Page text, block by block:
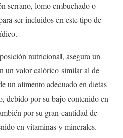
serrano, lomo embuchado o
ser incluidos en este tipo de
nutricional, asegura un
un valor calórico similar al de
un alimento adecuado en dietas
debido por su bajo contenido en
por su gran cantidad de
en vitaminas y minerales.